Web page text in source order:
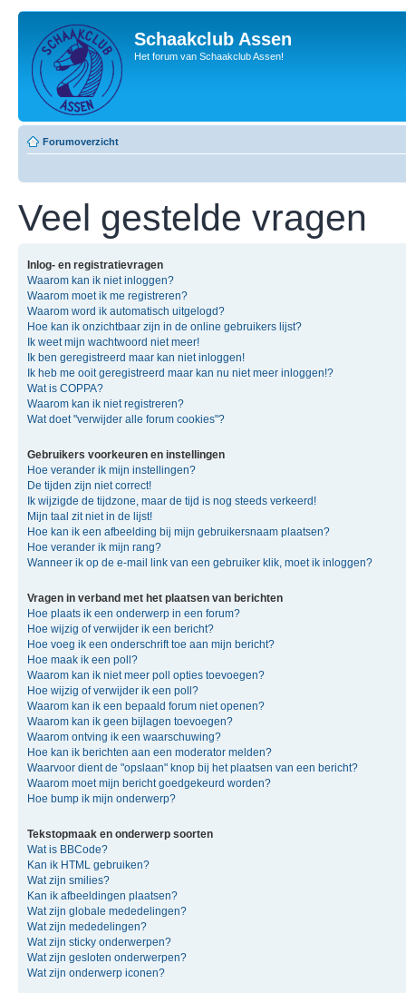
Schaakclub Assen
Het forum van Schaakclub Assen!
Forumoverzicht
Veel gestelde vragen
Inlog- en registratievragen
Waarom kan ik niet inloggen?
Waarom moet ik me registreren?
Waarom word ik automatisch uitgelogd?
Hoe kan ik onzichtbaar zijn in de online gebruikers lijst?
Ik weet mijn wachtwoord niet meer!
Ik ben geregistreerd maar kan niet inloggen!
Ik heb me ooit geregistreerd maar kan nu niet meer inloggen!?
Wat is COPPA?
Waarom kan ik niet registreren?
Wat doet "verwijder alle forum cookies"?
Gebruikers voorkeuren en instellingen
Hoe verander ik mijn instellingen?
De tijden zijn niet correct!
Ik wijzigde de tijdzone, maar de tijd is nog steeds verkeerd!
Mijn taal zit niet in de lijst!
Hoe kan ik een afbeelding bij mijn gebruikersnaam plaatsen?
Hoe verander ik mijn rang?
Wanneer ik op de e-mail link van een gebruiker klik, moet ik inloggen?
Vragen in verband met het plaatsen van berichten
Hoe plaats ik een onderwerp in een forum?
Hoe wijzig of verwijder ik een bericht?
Hoe voeg ik een onderschrift toe aan mijn bericht?
Hoe maak ik een poll?
Waarom kan ik niet meer poll opties toevoegen?
Hoe wijzig of verwijder ik een poll?
Waarom kan ik een bepaald forum niet openen?
Waarom kan ik geen bijlagen toevoegen?
Waarom ontving ik een waarschuwing?
Hoe kan ik berichten aan een moderator melden?
Waarvoor dient de "opslaan" knop bij het plaatsen van een bericht?
Waarom moet mijn bericht goedgekeurd worden?
Hoe bump ik mijn onderwerp?
Tekstopmaak en onderwerp soorten
Wat is BBCode?
Kan ik HTML gebruiken?
Wat zijn smilies?
Kan ik afbeeldingen plaatsen?
Wat zijn globale mededelingen?
Wat zijn mededelingen?
Wat zijn sticky onderwerpen?
Wat zijn gesloten onderwerpen?
Wat zijn onderwerp iconen?